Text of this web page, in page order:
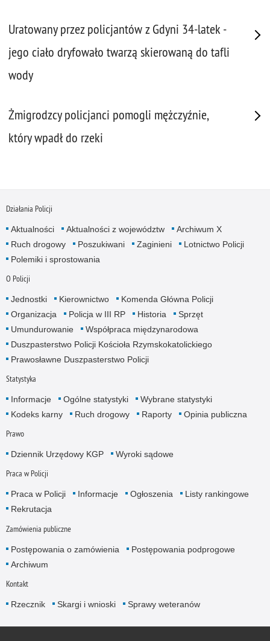
Uratowany przez policjantów z Gdyni 34-latek -
jego ciało dryfowało twarzą skierowaną do tafli
wody
Żmigrodzcy policjanci pomogli mężczyźnie,
który wpadł do rzeki
Działania Policji
Aktualności Aktualności z województw
Archiwum X
Ruch drogowy
Poszukiwani Zaginieni
Lotnictwo Policji
Polemiki i sprostowania
O Policji
Jednostki Kierownictwo
Komenda Główna Policji
Organizacja
Policja w III RP Historia
Sprzęt
Umundurowanie
Współpraca międzynarodowa
Duszpasterstwo Policji Kościoła Rzymskokatolickiego
Prawosławne Duszpasterstwo Policji
Statystyka
Informacje Ogólne statystyki
Wybrane statystyki
Kodeks karny
Ruch drogowy Raporty Opinia publiczna
Prawo
Dziennik Urzędowy KGP Wyroki sądowe
Praca w Policji
Praca w Policji Informacje Ogłoszenia
Listy rankingowe
Rekrutacja
Zamówienia publiczne
Postępowania o zamówienia
Postępowania podprogowe
Archiwum
Kontakt
Rzecznik Skargi i wnioski Sprawy weteranów